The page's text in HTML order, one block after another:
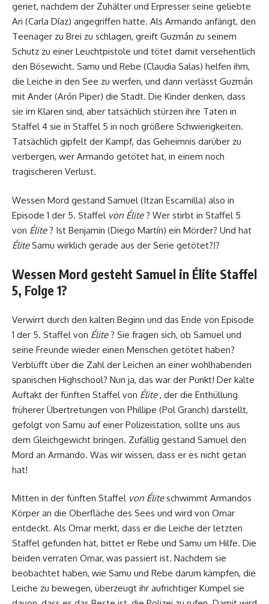
geriet, nachdem der Zuhälter und Erpresser seine geliebte
Ari (Carla Díaz) angegriffen hatte. Als Armando anfängt, den
Teenager zu Brei zu schlagen, greift Guzmán zu seinem
Schutz zu einer Leuchtpistole und tötet damit versehentlich
den Bösewicht. Samu und Rebe (Claudia Salas) helfen ihm,
die Leiche in den See zu werfen, und dann verlässt Guzmán
mit Ander (Arón Piper) die Stadt. Die Kinder denken, dass
sie im Klaren sind, aber tatsächlich stürzen ihre Taten in
Staffel 4 sie in Staffel 5 in noch größere Schwierigkeiten.
Tatsächlich gipfelt der Kampf, das Geheimnis darüber zu
verbergen, wer Armando getötet hat, in einem noch
tragischeren Verlust.
Wessen Mord gestand Samuel (Itzan Escamilla) also in
Episode 1 der 5. Staffel von Élite? Wer stirbt in Staffel 5
von Élite? Ist Benjamin (Diego Martín) ein Mörder? Und hat
ÉliteSamu wirklich gerade aus der Serie getötet?!?
Wessen Mord gesteht Samuel in Élite Staffel
5, Folge 1?
Verwirrt durch den kalten Beginn und das Ende von Episode
1 der 5. Staffel von Élite? Sie fragen sich, ob Samuel und
seine Freunde wieder einen Menschen getötet haben?
Verblüfft über die Zahl der Leichen an einer wohlhabenden
spanischen Highschool? Nun ja, das war der Punkt! Der kalte
Auftakt der fünften Staffel von Élite, der die Enthüllung
früherer Übertretungen von Phillipe (Pol Granch) darstellt,
gefolgt von Samu auf einer Polizeistation, sollte uns aus
dem Gleichgewicht bringen. Zufällig gestand Samuel den
Mord an Armando. Was wir wissen, dass er es nicht getan
hat!
Mitten in der fünften Staffel von Éliteschwimmt Armandos
Körper an die Oberfläche des Sees und wird von Omar
entdeckt. Als Omar merkt, dass er die Leiche der letzten
Staffel gefunden hat, bittet er Rebe und Samu um Hilfe. Die
beiden verraten Omar, was passiert ist. Nachdem sie
beobachtet haben, wie Samu und Rebe darum kämpfen, die
Leiche zu bewegen, überzeugt ihr aufrichtiger Kumpel sie